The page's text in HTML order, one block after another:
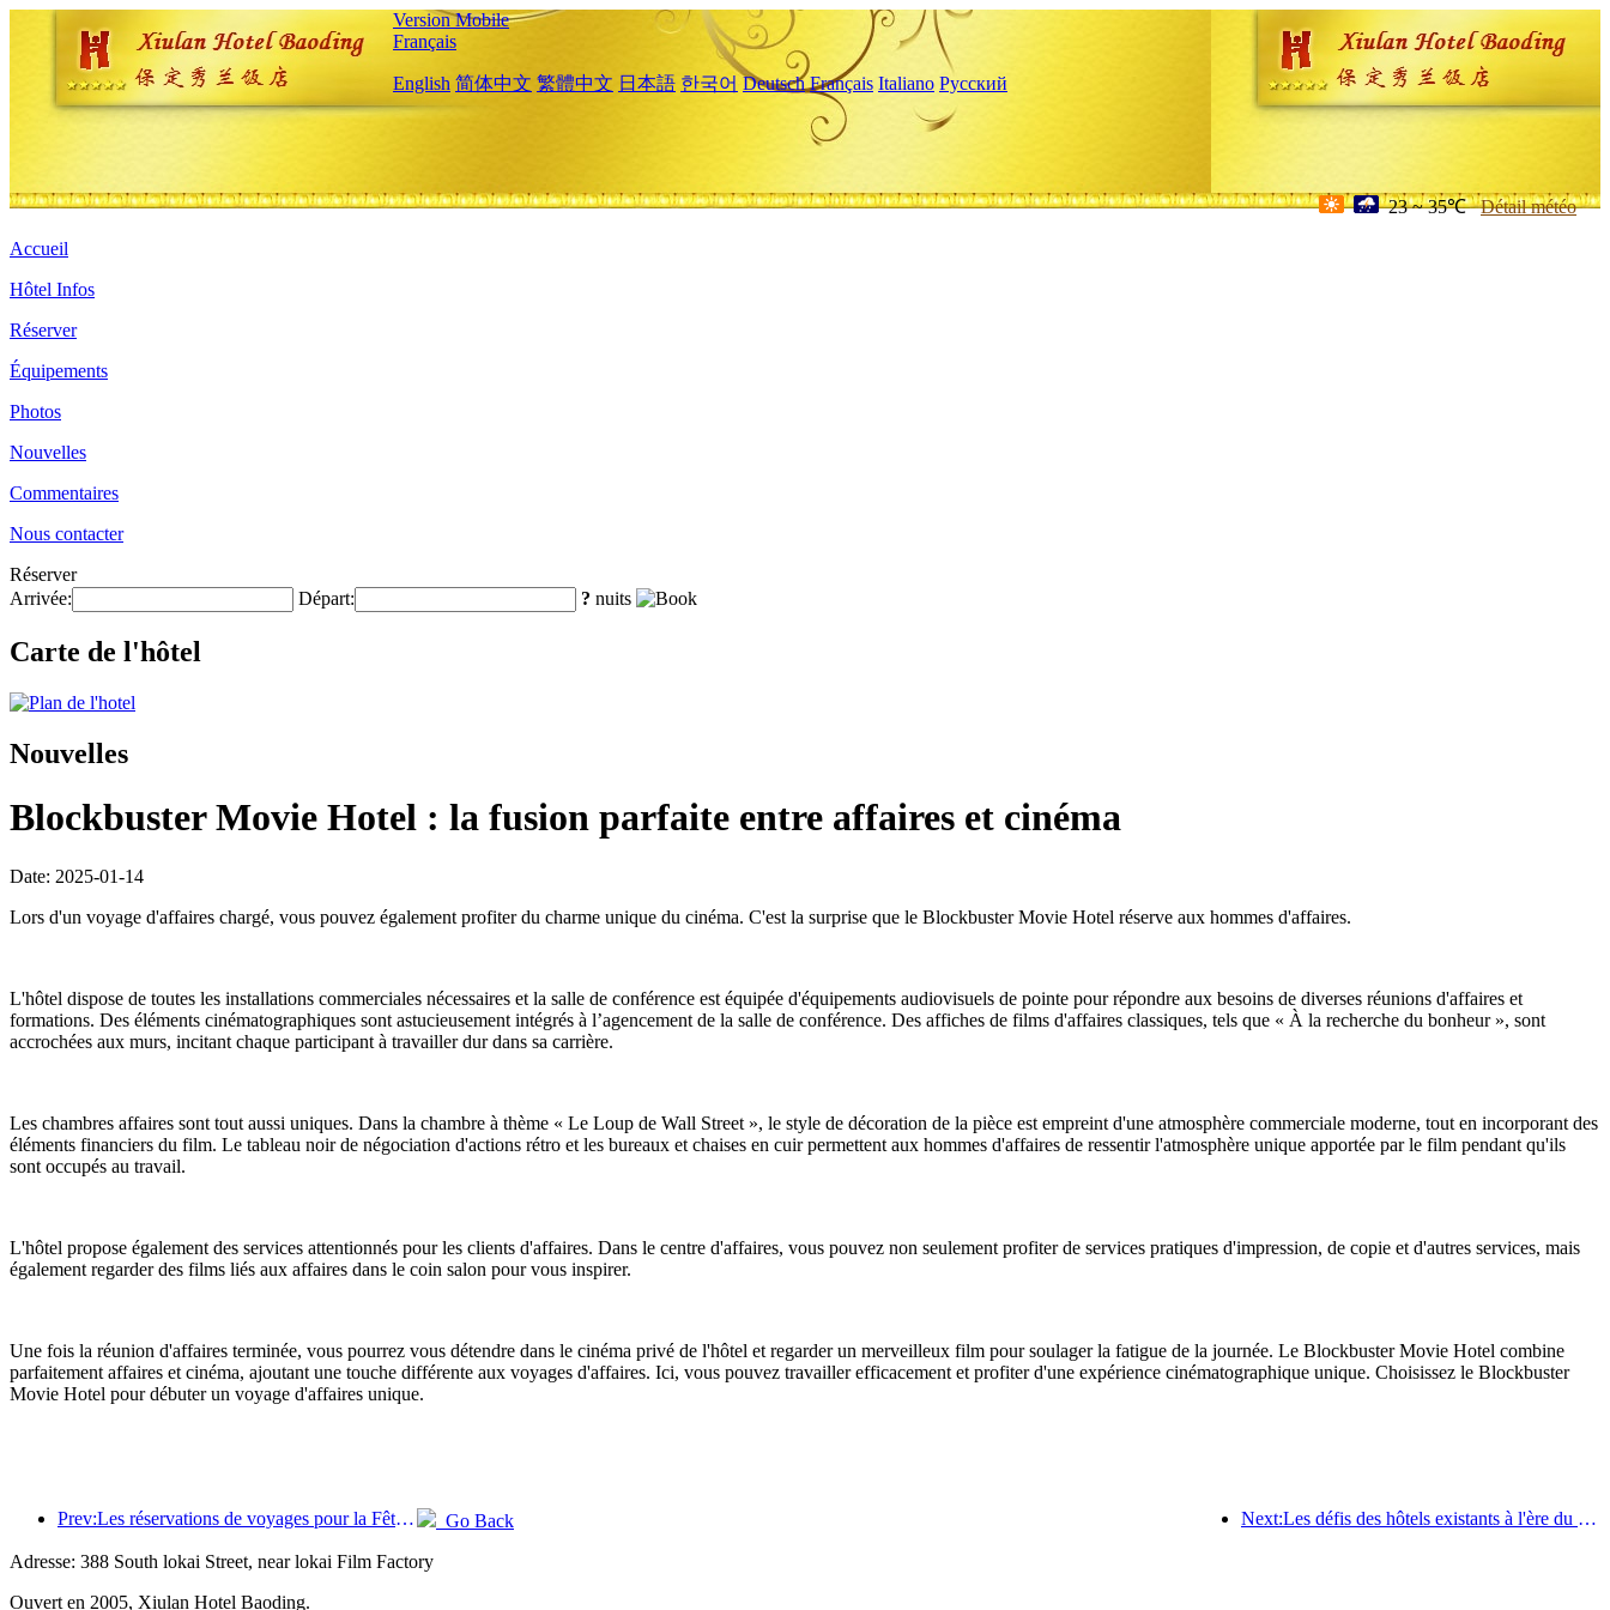
Version Mobile
Français
English 简体中文 繁體中文 日本語 한국어 Deutsch Français Italiano Русский
23 ~ 35℃ Détail météo
Accueil
Hôtel Infos
Réserver
Équipements
Photos
Nouvelles
Commentaires
Nous contacter
Réserver
Arrivée:
Départ: ? nuits
Carte de l'hôtel
Nouvelles
Blockbuster Movie Hotel : la fusion parfaite entre affaires et cinéma
Date: 2025-01-14
Lors d'un voyage d'affaires chargé, vous pouvez également profiter du charme unique du cinéma. C'est la surprise que le Blockbuster Movie Hotel réserve aux hommes d'affaires.
L'hôtel dispose de toutes les installations commerciales nécessaires et la salle de conférence est équipée d'équipements audiovisuels de pointe pour répondre aux besoins de diverses réunions d'affaires et
formations. Des éléments cinématographiques sont astucieusement intégrés à l’agencement de la salle de conférence. Des affiches de films d'affaires classiques, tels que « À la recherche du bonheur », sont
accrochées aux murs, incitant chaque participant à travailler dur dans sa carrière.
Les chambres affaires sont tout aussi uniques. Dans la chambre à thème « Le Loup de Wall Street », le style de décoration de la pièce est empreint d'une atmosphère commerciale moderne, tout en incorporant des
éléments financiers du film. Le tableau noir de négociation d'actions rétro et les bureaux et chaises en cuir permettent aux hommes d'affaires de ressentir l'atmosphère unique apportée par le film pendant qu'ils
sont occupés au travail.
L'hôtel propose également des services attentionnés pour les clients d'affaires. Dans le centre d'affaires, vous pouvez non seulement profiter de services pratiques d'impression, de copie et d'autres services, mais
également regarder des films liés aux affaires dans le coin salon pour vous inspirer.
Une fois la réunion d'affaires terminée, vous pourrez vous détendre dans le cinéma privé de l'hôtel et regarder un merveilleux film pour soulager la fatigue de la journée. Le Blockbuster Movie Hotel combine
parfaitement affaires et cinéma, ajoutant une touche différente aux voyages d'affaires. Ici, vous pouvez travailler efficacement et profiter d'une expérience cinématographique unique. Choisissez le Blockbuster
Movie Hotel pour débuter un voyage d'affaires unique.
Prev:Les réservations de voyages pour la Fête du Printemps sont en plein essor ! 2,3 millions d'entreprises hôtelières pourraient connaître un bon départ Next:Les défis des hôtels existants à l'ère du 2.0 : la mise à niveau est au cœur de la véritable innovation de valeur
Go Back
Adresse: 388 South lokai Street, near lokai Film Factory
Ouvert en 2005, Xiulan Hotel Baoding.